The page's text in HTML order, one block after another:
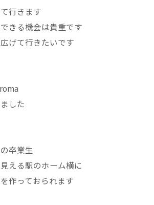
行きます
きる機会は貴重です
げて行きたいです
した
卒業生
える駅のホーム横に
作っておられます